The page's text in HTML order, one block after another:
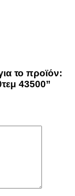
το προϊόν:
43500”